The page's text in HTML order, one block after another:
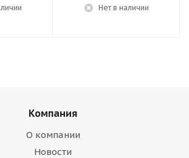
Нет в наличии
Компания
О компании
Новости